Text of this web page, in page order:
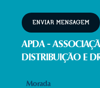
ENVIAR MENSAGEM
APDA -
DISTRIBUIÇÃO E
Morada